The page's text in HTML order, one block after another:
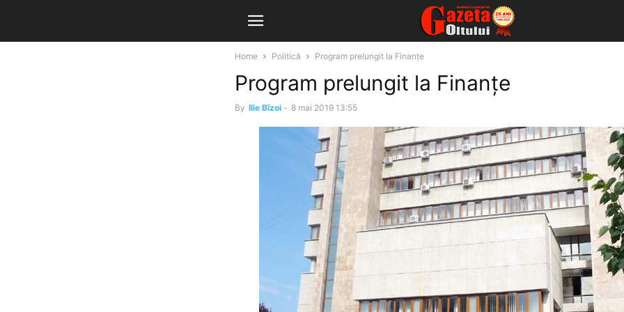
Home Politică Program prelungit la Finanțe
Program prelungit la Finanțe
By Ilie Bîzoi - 8 mai 2019 13:55